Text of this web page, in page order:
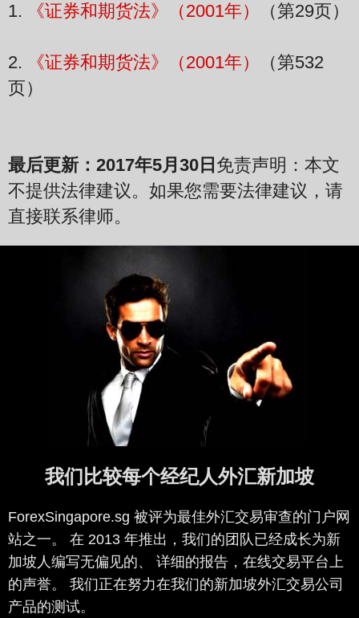
1. 《证券和期货法》（2001年） （第29页）
2. 《证券和期货法》（2001年）
（第532
页）
最后更新：2017年5月30日 免责声明：本文
不提供法律建议。如果您需要法律建议，请
直接联系律师。
我们比较每个经纪人外汇新加坡
ForexSingapore.sg 被评为最佳外汇交易审查的门户网
站之一。 在 2013 年推出，我们的团队已经成长为新
加坡人编写无偏见的、 详细的报告，在线交易平台上
的声誉。 我们正在努力在我们的新加坡外汇交易公司
产品的测试。